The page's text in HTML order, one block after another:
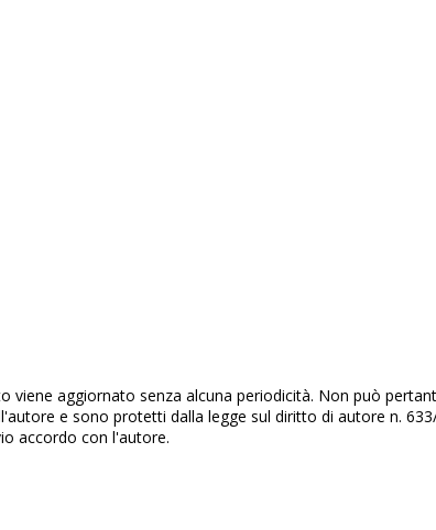
aggiornato senza alcuna periodicità. Non può
e sono protetti dalla legge sul diritto di autore n.
accordo con l'autore.